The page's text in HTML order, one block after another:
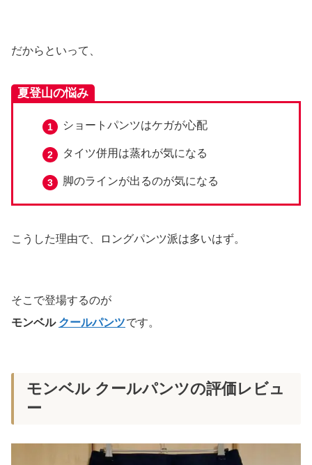
だからといって、
夏登山の悩み
ショートパンツはケガが心配
タイツ併用は蒸れが気になる
脚のラインが出るのが気になる
こうした理由で、ロングパンツ派は多いはず。
そこで登場するのが
モンベル クールパンツです。
モンベル クールパンツの評価レビュ
ー